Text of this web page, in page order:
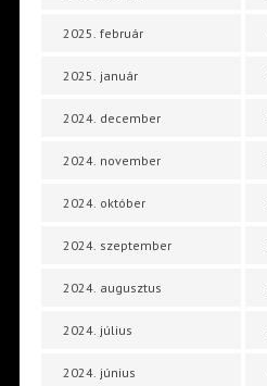
2025. február
2025. január
2024. december
2024. november
2024. október
2024. szeptember
2024. augusztus
2024. július
2024. június